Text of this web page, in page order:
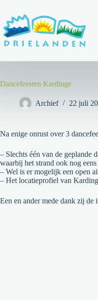
de
inhoud
Dancefeesten Kardinge
Archief 22 juli
Na enige onrust over 3
– Slechts één van de geplande
waarbij het strand ook nog
– Wel is er mogelijk een open
– Het locatieprofiel van
Een en ander mede dank zij